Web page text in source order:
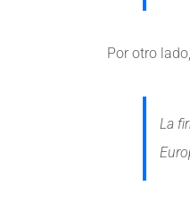
Por otro
La